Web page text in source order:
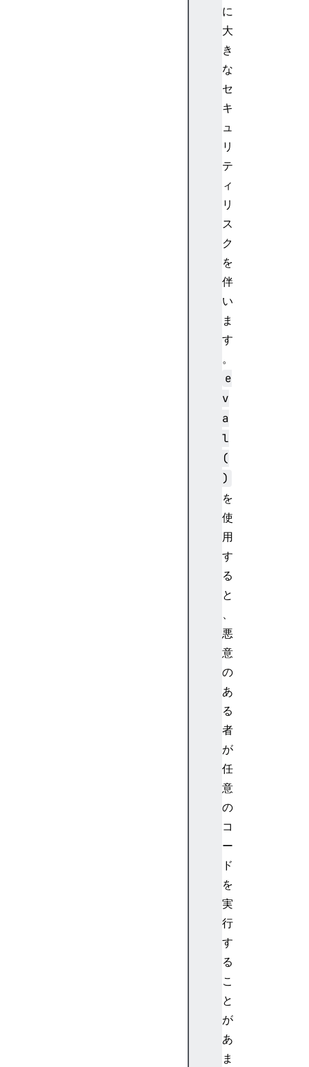
に
大
き
な
セ
キ
ュ
リ
テ
ィ
リ
ス
ク
を
伴
い
ま
す
。
e
v
a
l
(
)
を
使
用
す
る
と
、
悪
意
の
あ
る
者
が
任
意
の
コ
ー
ド
を
実
行
す
る
こ
と
が
あ
ま